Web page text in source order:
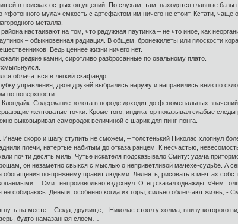
в поисках острых ощущений. По слухам, там находятся главные базы
«фотонного мула» емкость с артефактом им ничего не стоит. Кстати,
металла.
настаивают на том, что радужная паутинка – не что иное, как
– обыкновенная радиация. В общем, бронежилеты или плоскости
Ведь ценнее жизни ничего нет.
редкие камни, сиротливо разбросанные по овальному плато.
облачаться в легкий скафандр.
управления, двое друзей выбрались наружу и направились вниз по
по поверхности.
Содержание золота в породе доходит до феноменальных
желтоватые точки. Кроме того, индикатор показывал слабые следы
выковыривая самородок величиной с шарик для пинг-понга.
скоро и шагу ступить не сможем, – толстенький Николас хлопнул
плечи, натертые набитым до отказа ранцем. К несчастью,
почти десять миль. Чутье искателя подсказывало Смиту: удача
он незаметно свыкся с мыслью о неприветливой мачехе-судьбе.
по-прежнему правит людьми. Лелеять, рисовать в мечтах
Смит непроизвольно вздохнул. Отец сказал однажды: «Чем
собираюсь. Деньги, особенно когда их горы, сильно облегчают жизнь, -
на месте. - Сюда, дружище, - Николас стоял у холма, внизу которого
будто намазанная слоем…